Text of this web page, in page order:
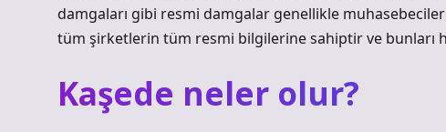
damgaları gibi resmi damgalar genellikle
tüm şirketlerin tüm resmi bilgilerine sahiptir ve bunları
Kaşede neler olur?